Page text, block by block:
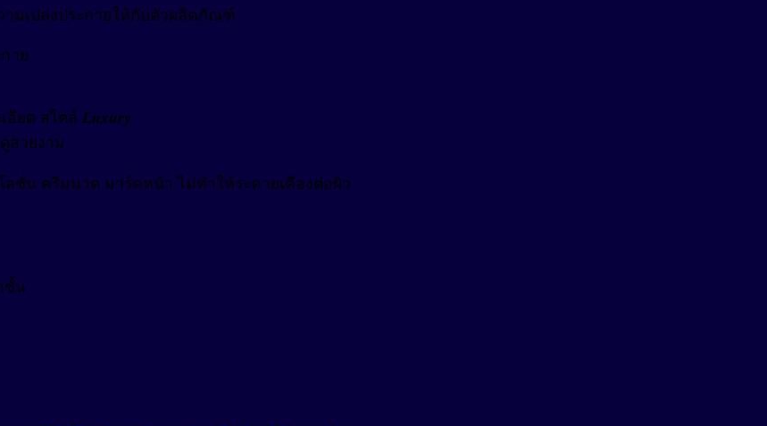
มเปล่งประกายให้กับตัวผลิตภัณฑ์
าย
ยด สไตล์ 𝑳𝒖𝒙𝒖𝒓𝒚
สวยงาม
ชั่น ครีมนวด มาร์คหน้า ไม่ทำให้ระคายเคืองต่อผิว
ชั้น